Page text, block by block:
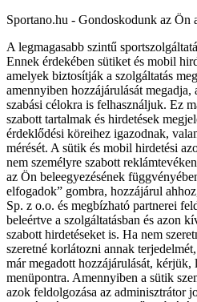
Sportano.hu - Gondoskodunk az Ön
A legmagasabb szintű
Ennek érdekében sütiket és mobil
amelyek biztosítják a szolgáltatás
amennyiben hozzájárulását
szabási célokra is felhasználjuk. Ez
szabott tartalmak és hirdetések
érdeklődési köreihez igazodnak,
mérését. A sütik és mobil hirdetési
nem személyre szabott
az Ön beleegyezésének
elfogadok” gombra, hozzájárul
Sp. z o.o. és megbízható partnerei
beleértve a szolgáltatásban és azon
szabott hirdetéseket is. Ha nem
szeretné korlátozni annak
már megadott hozzájárulását, kérjük,
menüpontra. Amennyiben a sütik
azok feldolgozása az adminisztrátor